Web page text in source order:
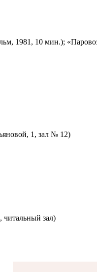
1981, 10 мин.);
1, зал № 12)
читальный зал)